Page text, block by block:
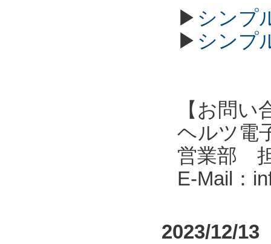
▶ シンプ
▶ シンプ
【お問い
ヘルツ電
営業部
E-Mail：
2023/12/13